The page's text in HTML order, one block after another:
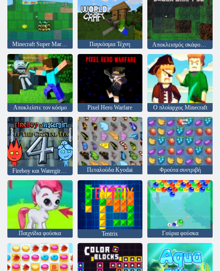
Minecraft Super Mario Edition Παγκόσμια Τέχνη Αποκλεισμός σκάφους 3D
Αποκλείστε τον κόσμο Pixel Hero Warfare Ο πλοίαρχος Minecraft
Πεταλούδα Kyodai Φρούτα συντριβή
Παιχνίδια φούσκα Tentrix Γούρια φούσκα